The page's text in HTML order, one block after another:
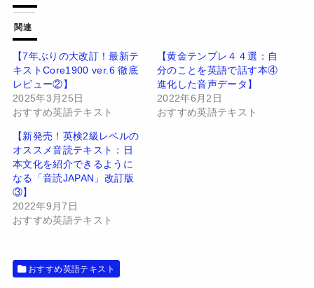
て
T
w
i
t
t
e
r
で
共
有
(
新
い
ウ
ィ
ン
ド
ウ
で
開
き
ま
す
有
す
る
に
は
ク
リ
ッ
し
て
く
だ
さ
い
し
い
ウ
ウ
で
開
関連
【7年ぶりの大改訂！最新テ
キストCore1900 ver.6 徹底
レビュー②】
2025年3月25日
おすすめ英語テキスト
【黄金テンプレ４４選：自
分のことを英語で話す本④
進化した音声データ】
2022年6月2日
おすすめ英語テキスト
【新発売！英検2級レベルの
オススメ音読テキスト：日
本文化を紹介できるように
なる「音読JAPAN」改訂版
③】
2022年9月7日
おすすめ英語テキスト
おすすめ英語テキスト